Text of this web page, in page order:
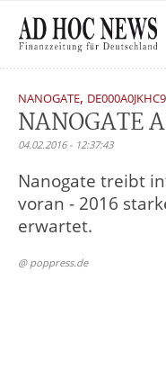
NANOGATE, DE000A0JKHC9
NANOGATE
04.02.2016 - 12:37:43
Nanogate treibt
voran - 2016
erwartet.
@ poppress.de